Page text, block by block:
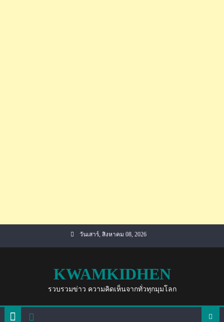
วันเสาร์, สิงหาคม 08, 2026
KWAMKIDHEN
รวบรวมข่าว ความคิดเห็นจากทั่วทุกมุมโลก